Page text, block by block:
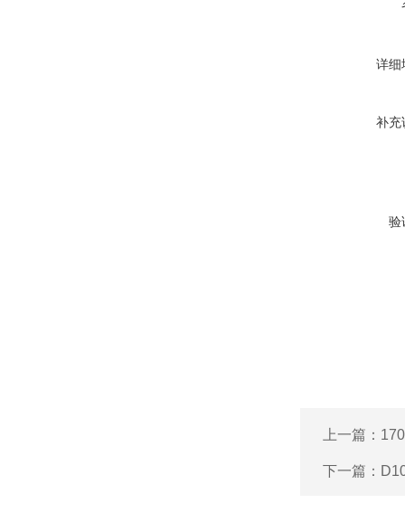
详细
补充
验
上一篇：
下一篇：